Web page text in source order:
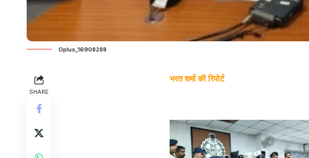
Oplus_16908288
SHARE
भरत शर्मा की रिपोर्ट